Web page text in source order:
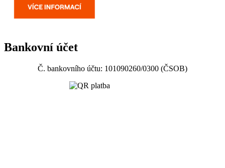
Bankovní účet
Č. bankovního účtu: 101090260/0300 (ČSOB)